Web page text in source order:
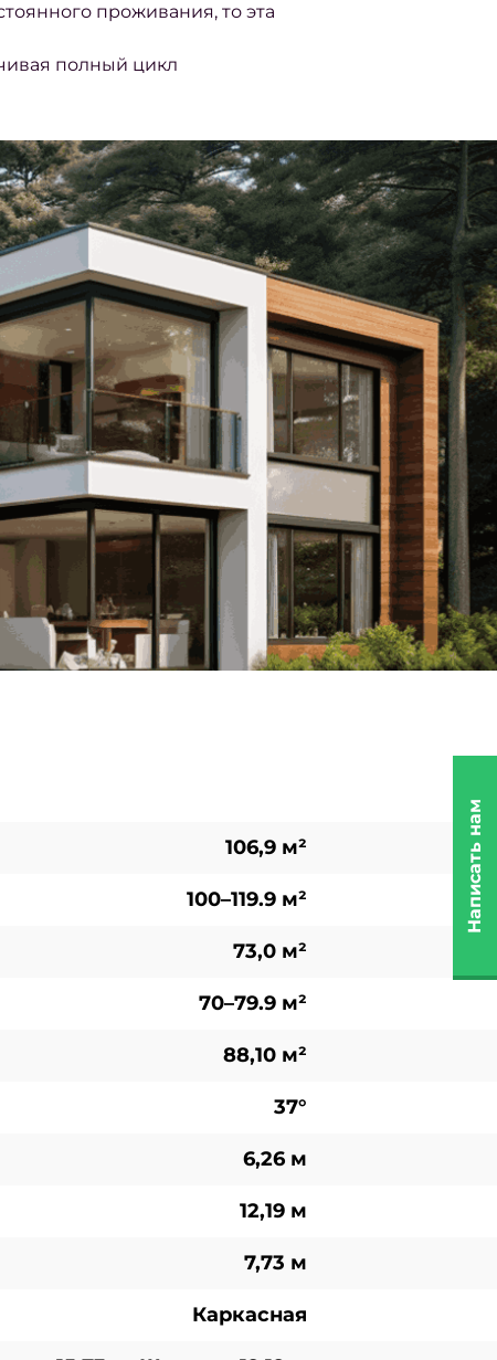
проживания, то эта
полный цикл
106,9 м²
100–119.9 м²
73,0 м²
70–79.9 м²
88,10 м²
37°
6,26 м
12,19 м
7,73 м
Каркасная
Написать нам